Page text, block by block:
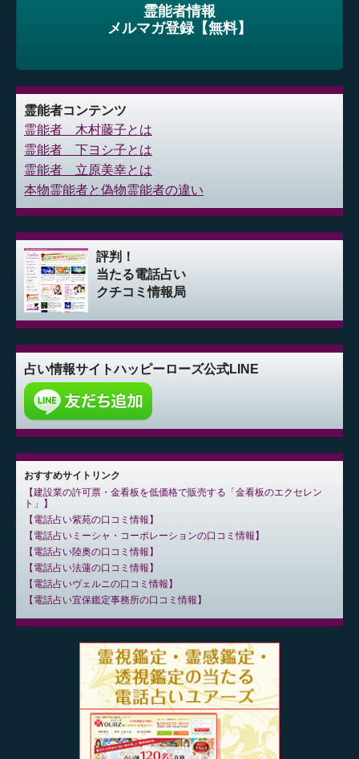
霊能者情報
メルマガ登録【無料】
霊能者コンテンツ
霊能者 木村藤子とは
霊能者 下ヨシ子とは
霊能者 立原美幸とは
本物霊能者と偽物霊能者の違い
評判！
当たる電話占い
クチコミ情報局
占い情報サイトハッピーローズ公式LINE
おすすめサイトリンク
建設業の許可票・金看板を低価格で販売する「金看板のエクセレン
ト」
電話占い紫苑の口コミ情報
電話占いミーシャ・コーポレーションの口コミ情報
電話占い陸奥の口コミ情報
電話占い法蓮の口コミ情報
電話占いヴェルニの口コミ情報
電話占い宜保鑑定事務所の口コミ情報